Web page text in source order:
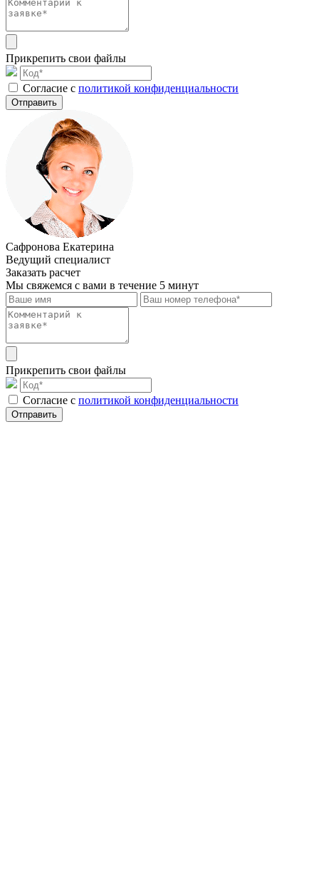
Прикрепить свои файлы
Cогласие с политикой конфиденциальности
Отправить
Сафронова Екатерина
Ведущий специалист
Заказать расчет
Мы свяжемся с вами в течение 5 минут
Прикрепить свои файлы
Cогласие с политикой конфиденциальности
Отправить